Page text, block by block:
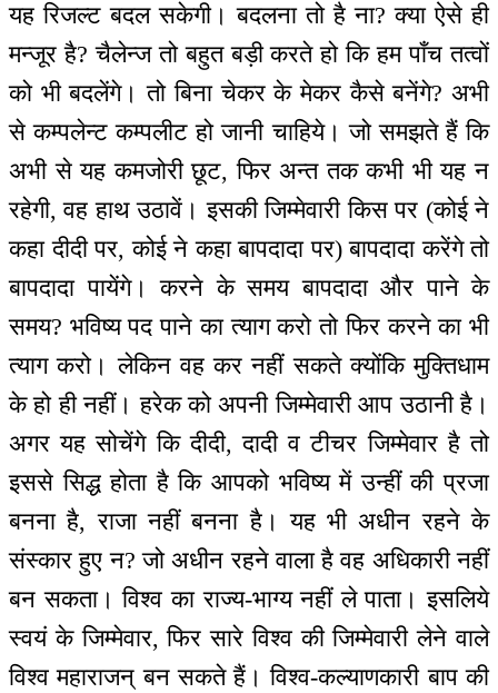
यह रिजल्ट बदल सकेगी। बदलना तो है ना? क्या ऐसे ही
मन्जूर है? चैलेन्ज तो बहुत बड़ी करते हो कि हम पाँच तत्वों
को भी बदलेंगे। तो बिना चेकर के मेकर कैसे बनेंगे? अभी
से कम्पलेन्ट कम्पलीट हो जानी चाहिये। जो समझते हैं कि
अभी से यह कमजोरी छूट, फिर अन्त तक कभी भी यह न
रहेगी, वह हाथ उठावें। इसकी जिम्मेवारी किस पर (कोई ने
कहा दीदी पर, कोई ने कहा बापदादा पर) बापदादा करेंगे तो
बापदादा पायेंगे। करने के समय बापदादा और पाने के
समय? भविष्य पद पाने का त्याग करो तो फिर करने का भी
त्याग करो। लेकिन वह कर नहीं सकते क्योंकि मुक्तिधाम
के हो ही नहीं। हरेक को अपनी जिम्मेवारी आप उठानी है।
अगर यह सोचेंगे कि दीदी, दादी व टीचर जिम्मेवार है तो
इससे सिद्ध होता है कि आपको भविष्य में उन्हीं की प्रजा
बनना है, राजा नहीं बनना है। यह भी अधीन रहने के
संस्कार हुए न? जो अधीन रहने वाला है वह अधिकारी नहीं
बन सकता। विश्व का राज्य-भाग्य नहीं ले पाता। इसलिये
स्वयं के जिम्मेवार, फिर सारे विश्व की जिम्मेवारी लेने वाले
विश्व महाराजन् बन सकते हैं। विश्व-कल्याणकारी बाप की